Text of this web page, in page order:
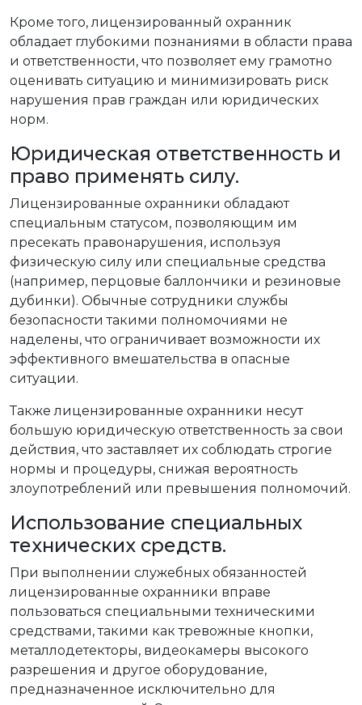
Кроме того, лицензированный охранник
обладает глубокими познаниями в области права
и ответственности, что позволяет ему грамотно
оценивать ситуацию и минимизировать риск
нарушения прав граждан или юридических
норм.
Юридическая ответственность и
право применять силу.
Лицензированные охранники обладают
специальным статусом, позволяющим им
пресекать правонарушения, используя
физическую силу или специальные средства
(например, перцовые баллончики и резиновые
дубинки). Обычные сотрудники службы
безопасности такими полномочиями не
наделены, что ограничивает возможности их
эффективного вмешательства в опасные
ситуации.
Также лицензированные охранники несут
большую юридическую ответственность за свои
действия, что заставляет их соблюдать строгие
нормы и процедуры, снижая вероятность
злоупотреблений или превышения полномочий.
Использование специальных
технических средств.
При выполнении служебных обязанностей
лицензированные охранники вправе
пользоваться специальными техническими
средствами, такими как тревожные кнопки,
металлодетекторы, видеокамеры высокого
разрешения и другое оборудование,
предназначенное исключительно для